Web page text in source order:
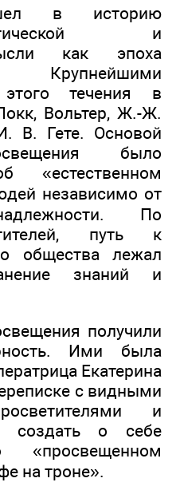
в историю
и
как эпоха
Крупнейшими
этого течения в
Вольтер, Ж.-Ж.
В. Гете. Основой
было
«естественном
независимо от
По
путь к
общества лежал
знаний и
получили
Ими была
Екатерина
с видными
и
создать о себе
на троне».